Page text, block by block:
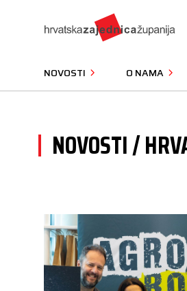
NOVOSTI O NAMA
NOVOSTI /